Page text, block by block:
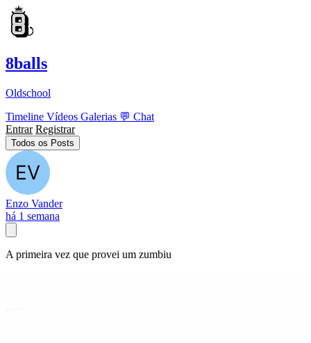
8balls
Oldschool
Timeline Vídeos Galerias 💬 Chat
Entrar Registrar
Todos os Posts
Enzo Vander
há 1 semana
A primeira vez que provei um zumbiu